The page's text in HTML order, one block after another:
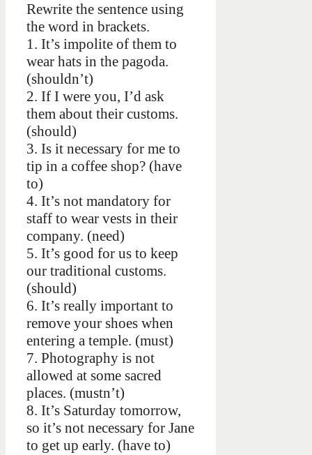
Rewrite the sentence using
the word in brackets.
1. It’s impolite of them to
wear hats in the pagoda.
(shouldn’t)
2. If I were you, I’d ask
them about their customs.
(should)
3. Is it necessary for me to
tip in a coffee shop? (have
to)
4. It’s not mandatory for
staff to wear vests in their
company. (need)
5. It’s good for us to keep
our traditional customs.
(should)
6. It’s really important to
remove your shoes when
entering a temple. (must)
7. Photography is not
allowed at some sacred
places. (mustn’t)
8. It’s Saturday tomorrow,
so it’s not necessary for Jane
to get up early. (have to)